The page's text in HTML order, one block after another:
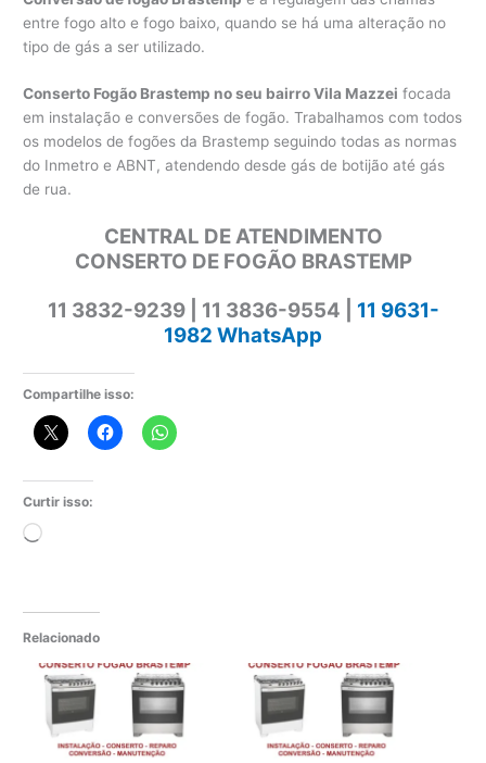
entre fogo alto e fogo baixo, quando se há uma alteração no
tipo de gás a ser utilizado.
Conserto Fogão Brastemp no seu bairro Vila Mazzei focada
em instalação e conversões de fogão. Trabalhamos com todos
os modelos de fogões da Brastemp seguindo todas as normas
do Inmetro e ABNT, atendendo desde gás de botijão até gás
de rua.
CENTRAL DE ATENDIMENTO
CONSERTO DE FOGÃO BRASTEMP
11 3832-9239 | 11 3836-9554 | 11 9631-
1982 WhatsApp
Compartilhe isso:
Curtir isso:
Carregando...
Relacionado